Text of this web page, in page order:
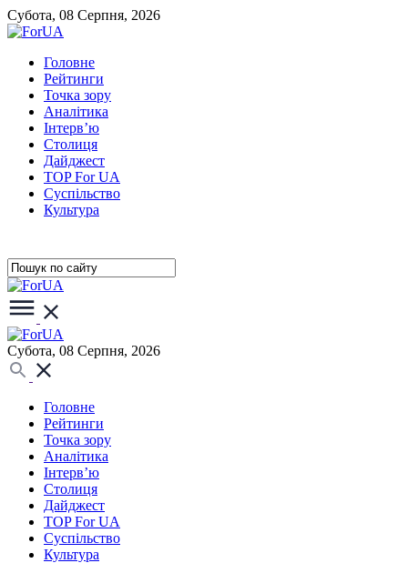
Субота, 08 Серпня, 2026
Головне
Рейтинги
Точка зору
Аналітика
Інтерв’ю
Столиця
Дайджест
TOP For UA
Суспiльство
Культура
Субота, 08 Серпня, 2026
Головне
Рейтинги
Точка зору
Аналітика
Інтерв’ю
Столиця
Дайджест
TOP For UA
Суспiльство
Культура